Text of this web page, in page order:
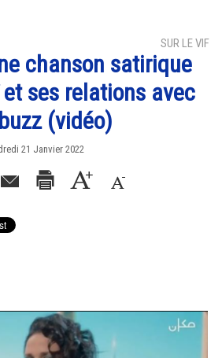
SUR LE VIF
chanson satirique
ses relations avec
(vidéo)
21 Janvier 2022